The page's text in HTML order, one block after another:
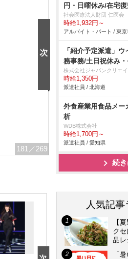
181 ／269
円・日曜休み/在宅
社会医療法人財団 仁医会
時給1,932円～
アルバイト・パート / 東京
「紹介予定派遣」
務事務/土日祝休み
株式会社ジャパンクリエ
時給1,350円
派遣社員 / 北海道
外食産業用食品メー
析
WDB株式会社
時給1,700円～
派遣社員 / 愛知県
続
人気記
【
ク
品レ
「